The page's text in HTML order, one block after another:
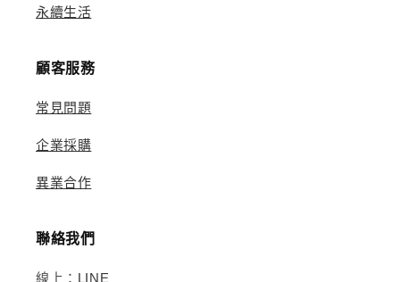
永續生活
顧客服務
常見問題
企業採購
異業合作
聯絡我們
線上： LINE